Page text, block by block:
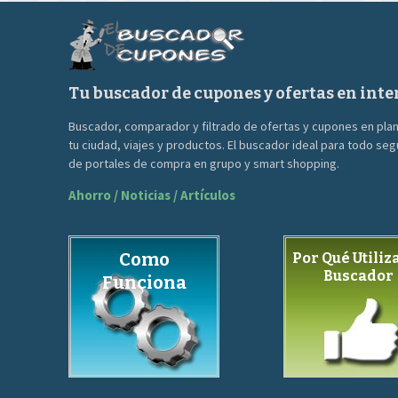
Tu buscador de cupones y ofertas en
Buscador, comparador y filtrado de ofertas y cupones en
tu ciudad, viajes y productos. El buscador ideal para todo
de portales de compra en grupo y smart shopping.
Ahorro / Noticias / Artículos
Como
Funciona
Por Qué
Buscador